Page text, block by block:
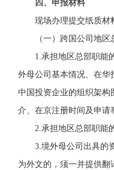
四、申报材料
现场办理提交纸质材
（一） 跨国公司地区
1.承担地区总部职能的
外母公司基本情况、在华
中国投资企业的组织架构
介、在京注册时间 及申请
2.承担地区总部职能
3.境外母公司 出具的
为外文的，须一并提供翻